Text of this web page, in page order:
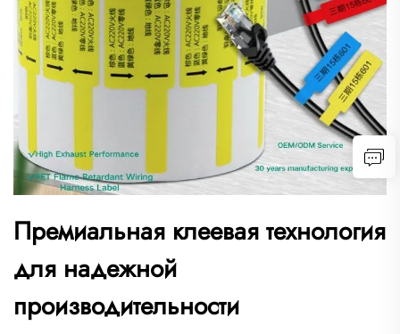
Премиальная клеевая технология
для надежной
производительности